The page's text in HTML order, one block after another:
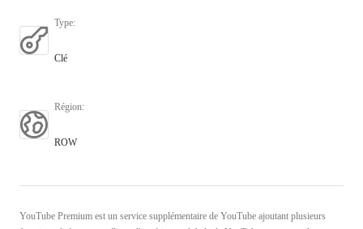
Type:
Clé
Région:
ROW
YouTube Premium est un service supplémentaire de YouTube ajoutant plusieurs